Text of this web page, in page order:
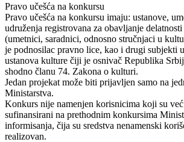
Pravo učešća na konkursu
Pravo učešća na konkursu imaju: ustanove,
udruženja registrovana za obavljanje
(umetnici, saradnici, odnosno stručnjaci u
je podnosilac pravno lice, kao i drugi subjekti
ustanova kulture čiji je osnivač Republika
shodno članu 74. Zakona o kulturi.
Jedan projekat može biti prijavljen samo na
Ministarstva.
Konkurs nije namenjen korisnicima koji su
sufinansirani na prethodnim konkursima
informisanja, čija su sredstva nenamenski
realizovan.